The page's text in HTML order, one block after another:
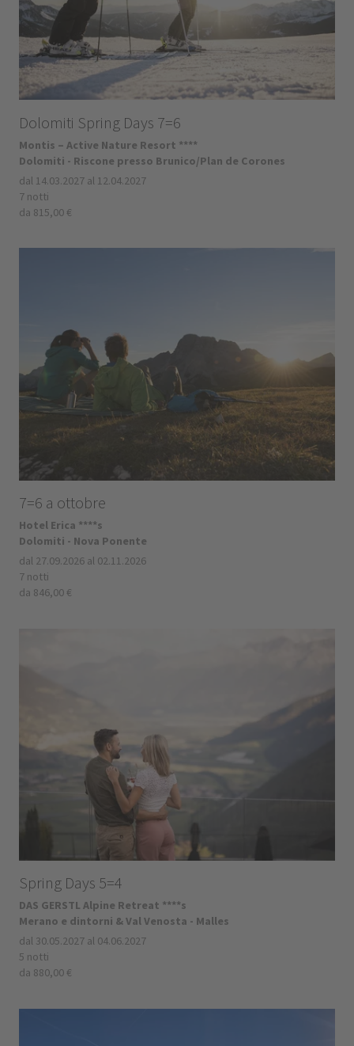
Dolomiti Spring Days 7=6
Montis – Active Nature Resort ****
Dolomiti - Riscone presso Brunico/Plan de Corones
dal 14.03.2027 al 12.04.2027
7 notti
da 815,00 €
7=6 a ottobre
Hotel Erica ****s
Dolomiti - Nova Ponente
dal 27.09.2026 al 02.11.2026
7 notti
da 846,00 €
Spring Days 5=4
DAS GERSTL Alpine Retreat ****s
Merano e dintorni & Val Venosta - Malles
dal 30.05.2027 al 04.06.2027
5 notti
da 880,00 €